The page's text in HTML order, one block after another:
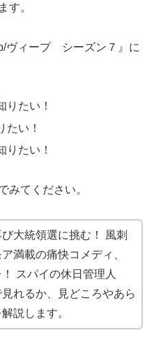
す。
ヴィープ シーズン７』に
りたい！
たい！
りたい！
みてください。
大統領選に挑む！ 風刺
満載の痛快コメディ、
スパイの休日管理人
れるか、見どころやあら
説します。